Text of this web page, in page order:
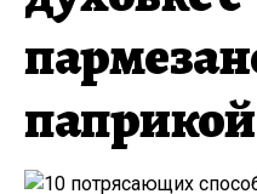
паприкой